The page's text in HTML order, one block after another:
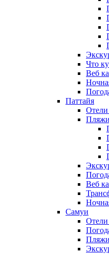
Что
Веб
Паттайя
Веб
Самуи